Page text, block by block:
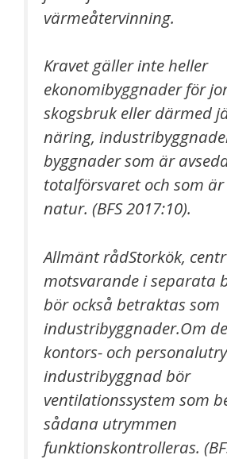
värmeåtervinning.
Kravet gäller inte heller
ekonomibyggnader för
skogsbruk eller därmed
näring,
byggnader som är
totalförsvaret och som
natur. (BFS 2017:10).
Allmänt rådStorkök,
motsvarande i separata
bör också betraktas som
industribyggnader.Om
kontors- och
industribyggnad bör
ventilationssystem som
sådana utrymmen
funktionskontrolleras.